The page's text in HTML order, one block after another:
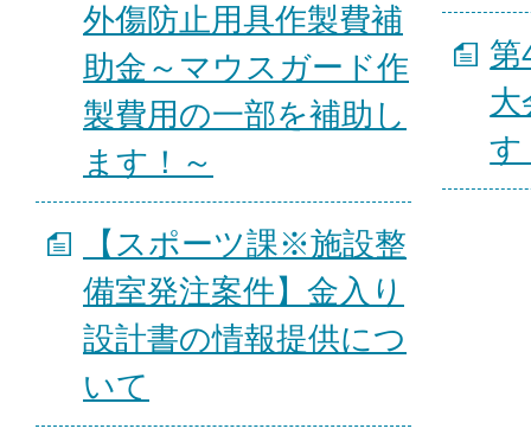
外傷防止用具作製費補
助金～マウスガード作
製費用の一部を補助し
ます！～
【スポーツ課※施設整
備室発注案件】金入り
設計書の情報提供につ
いて
第
大
す